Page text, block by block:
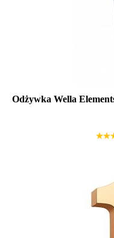
Odżywka Wella